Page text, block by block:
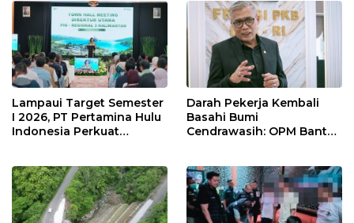
Rutin dan Edukasi
Perawatan Gigi
Lampaui Target Semester
I 2026, PT Pertamina Hulu
Indonesia Perkuat
Keselamatan Kerja
Darah Pekerja Kembali
Basahi Bumi
Cendrawasih: OPM Bantai